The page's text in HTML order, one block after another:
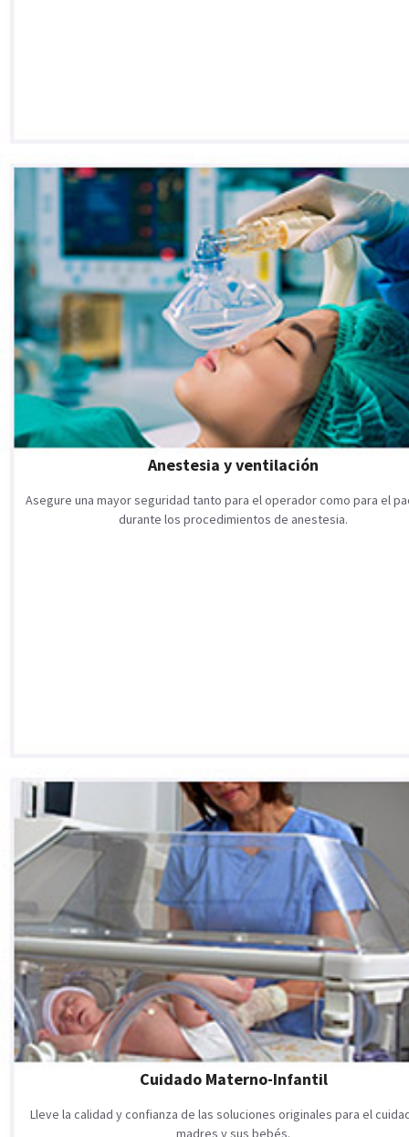
Anestesia y ventilación
Asegure una mayor seguridad tanto para el operador como para el
durante los procedimientos de anestesia.
Cuidado Materno-Infantil
Lleve la calidad y confianza de las soluciones originales para el
madres y sus bebés.